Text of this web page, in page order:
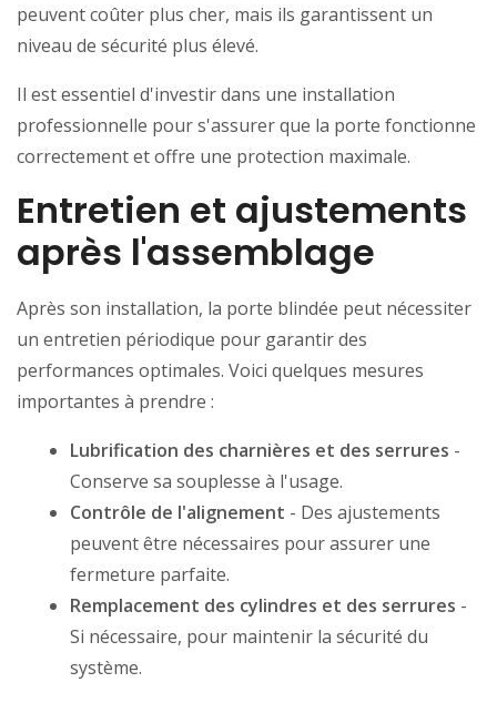
peuvent coûter plus cher, mais ils garantissent un
niveau de sécurité plus élevé.
Il est essentiel d'investir dans une installation
professionnelle pour s'assurer que la porte fonctionne
correctement et offre une protection maximale.
Entretien et ajustements
après l'assemblage
Après son installation, la porte blindée peut nécessiter
un entretien périodique pour garantir des
performances optimales. Voici quelques mesures
importantes à prendre :
Lubrification des charnières et des serrures -
Conserve sa souplesse à l'usage.
Contrôle de l'alignement - Des ajustements
peuvent être nécessaires pour assurer une
fermeture parfaite.
Remplacement des cylindres et des serrures -
Si nécessaire, pour maintenir la sécurité du
système.